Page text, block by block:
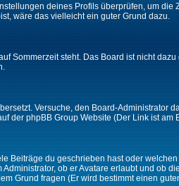
deines Profils überprüfen, um die
wäre das vielleicht ein guter Grund dazu.
Sommerzeit steht. Das Board ist nicht
Versuche, den Board-Administrator
der phpBB Group Website (Der Link ist am
Beiträge du geschrieben hast oder
ob er Avatare erlaubt und ob
Grund fragen (Er wird bestimmt einen